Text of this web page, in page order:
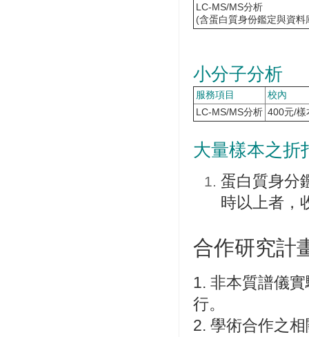
LC-MS/MS分析
(含蛋白質身份鑑定與資料
小分子分析
服務項目
校內
LC-MS/MS分析 400元/樣
大量樣本之折
蛋白質身分
時以上者，
合作研究計
1. 非本質譜儀
行。
2. 學術合作之